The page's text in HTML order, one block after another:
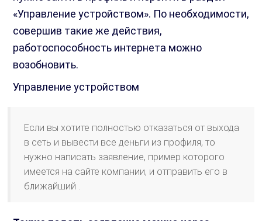
«Управление устройством». По необходимости,
совершив такие же действия,
работоспособность интернета можно
возобновить.
Управление устройством
Если вы хотите полностью отказаться от выхода
в сеть и вывести все деньги из профиля, то
нужно написать заявление, пример которого
имеется на сайте компании, и отправить его в
ближайший .